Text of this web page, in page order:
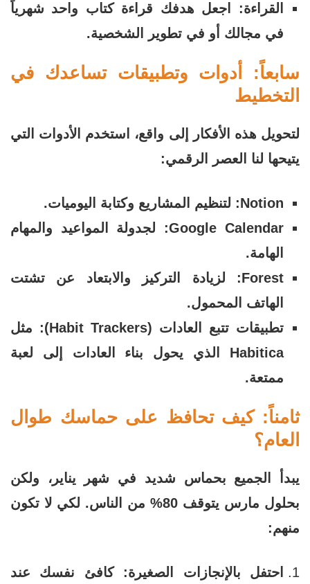
القراءة: اجعل هدفك قراءة كتاب واحد شهرياً
في مجالك أو في تطوير الشخصية.
سابعاً: أدوات وتطبيقات تساعدك في
التخطيط
لتحويل هذه الأفكار إلى واقع، استخدم الأدوات التي
يتيحها لنا العصر الرقمي:
Notion: لتنظيم المشاريع وكتابة اليوميات.
Google Calendar: لجدولة المواعيد والمهام
الهامة.
Forest: لزيادة التركيز والابتعاد عن تشتت
الهاتف المحمول.
تطبيقات تتبع العادات (Habit Trackers): مثل
Habitica الذي يحول بناء العادات إلى لعبة
ممتعة.
ثامناً: كيف تحافظ على حماسك طوال
العام؟
يبدأ الجميع بحماس شديد في شهر يناير، ولكن
بحلول مارس يتوقف 80% من الناس. لكي لا تكون
منهم:
احتفل بالإنجازات الصغيرة: كافئ نفسك عند